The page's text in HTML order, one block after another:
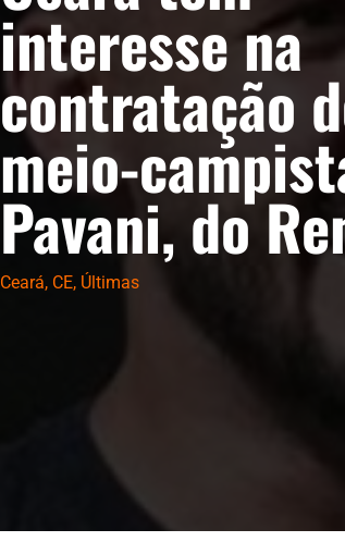
interesse na
contratação
meio-
Pavani, do
Ceará, CE, Últimas